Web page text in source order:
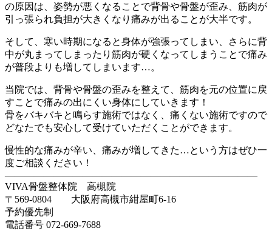
の原因は、姿勢が悪くなることで背骨や骨盤が歪み、筋肉が
引っ張られ負担が大きくなり痛みが出ることが大半です。
そして、寒い時期になると身体が強張ってしまい、さらに背
中が丸まってしまったり筋肉が硬くなってしまうことで痛み
が普段よりも増してしまいます…。
当院では、背骨や骨盤の歪みを整えて、筋肉を元の位置に戻
すことで痛みの出にくい身体にしていきます！
骨をバキバキと鳴らす施術ではなく、痛くない施術ですので
どなたでも安心して受けていただくことができます。
慢性的な痛みが辛い、痛みが増してきた…という方はぜひ一
度ご相談ください！
——————————————————————————
VIVA骨盤整体院 高槻院
〒569-0804 大阪府高槻市紺屋町6-16
予約優先制
電話番号 072-669-7688